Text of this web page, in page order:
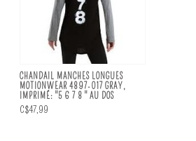
CHANDAIL MANCHES LONGUES
MOTIONWEAR 4897-017 GRAY,
IMPRIMÉ: "5 6 7 8 " AU DOS
C$47,99